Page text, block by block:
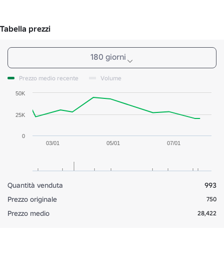
Tabella prezzi
180 giorni
Prezzo medio recente Volume
03/01 05/01 07/01
0
25K
50K
Quantità venduta
993
Prezzo originale
750
Prezzo medio 28,422